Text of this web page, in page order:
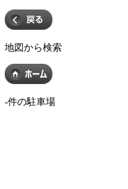
地図から検索
-件の駐車場